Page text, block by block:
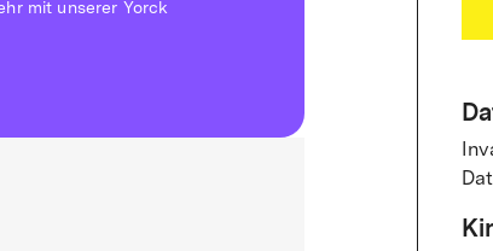
mit unserer Yorck